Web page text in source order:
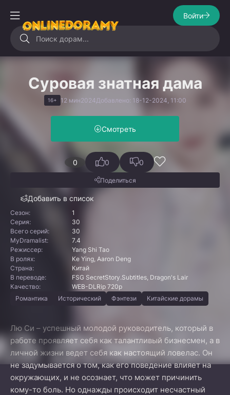
Войти
Суровая знатная дама
16+ 12 мин2024Добавлено: 18-12-2024, 11:00
Смотреть
0
Добавить в список
0 0
Поделиться
Сезон:
1
Серия:
30
Всего серий:
30
MyDramalist:
7.4
Режиссер:
Yang Shi Tao
В ролях:
Ke Ying, Aaron Deng
Страна:
Китай
В переводе:
FSG SecretStory.Subtitles, Dragon's Lair
Качество:
WEB-DLRip 720p
Романтика
Исторический Фэнтези Китайские дорамы
Лю Си – успешный молодой руководитель, который в
работе проявляет себя как талантливый бизнесмен, а в
личной жизни ведет себя как настоящий ловелас. Он
не задумывается о том, как его поведение влияет на
окружающих, и не осознает, что может причинить
кому-то боль. Но однажды происходит несчастный